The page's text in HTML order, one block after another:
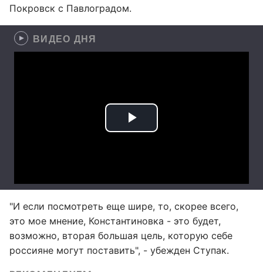
Покровск с Павлоградом.
ВИДЕО ДНЯ
"И если посмотреть еще шире, то, скорее всего,
это мое мнение, Константиновка - это будет,
возможно, вторая большая цель, которую себе
россияне могут поставить", - убежден Ступак.